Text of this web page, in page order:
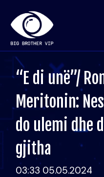
“E di unë”/
Meritonin:
do ulemi dhe
gjitha
03:33 05.05.2024